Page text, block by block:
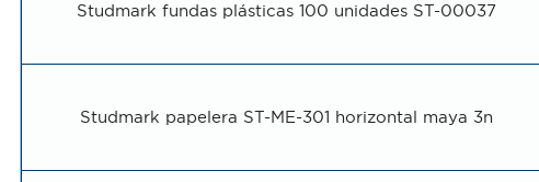
Studmark fundas plásticas 100 unidades ST-00037
Studmark papelera ST-ME-301 horizontal maya 3n